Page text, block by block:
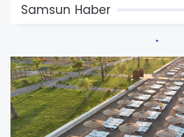
Samsun Haber